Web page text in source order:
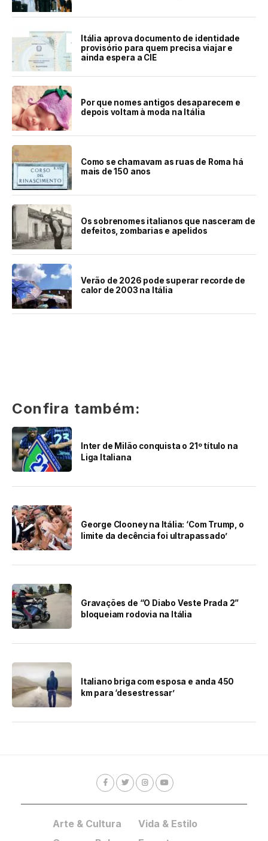
Itália aprova documento de identidade
provisório para quem precisa viajar e
ainda espera a CIE
Por que nomes antigos desaparecem e
depois voltam à moda na Itália
Como se chamavam as ruas de Roma há
mais de 150 anos
Os sobrenomes italianos que nasceram de
defeitos, zombarias e apelidos
Verão de 2026 pode superar recorde de
calor de 2003 na Itália
Confira também:
Inter de Milão conquista o 21º título na
Liga Italiana
George Clooney na Itália: ‘Com Trump, o
limite da decência foi ultrapassado’
Gravações de “O Diabo Veste Prada 2”
bloqueiam rodovia na Itália
Italiano briga com esposa e anda 450
km para ‘desestressar’
Arte & Cultura
Vida & Estilo